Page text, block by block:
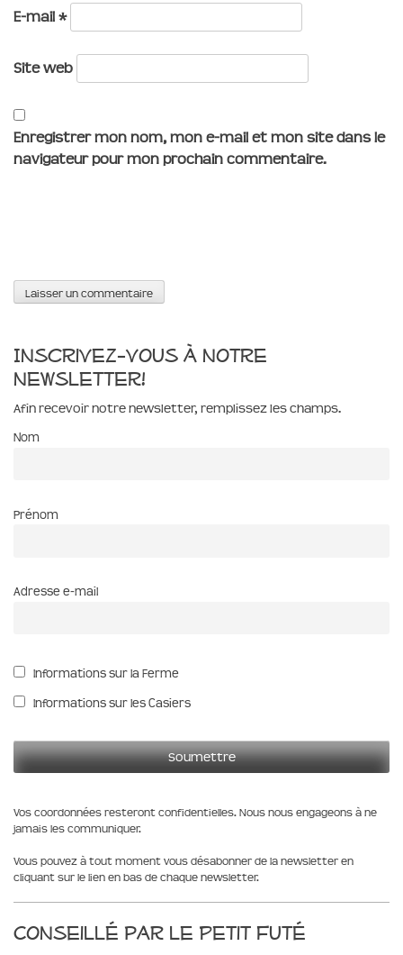
E-mail *
Site web
Enregistrer mon nom, mon e-mail et mon site dans le
navigateur pour mon prochain commentaire.
Inscrivez-vous à notre
newsletter!
Afin recevoir notre newsletter, remplissez les champs.
Nom
Prénom
Adresse e-mail
Informations sur la Ferme
Informations sur les Casiers
Vos coordonnées resteront confidentielles. Nous nous engageons à ne
jamais les communiquer.
Vous pouvez à tout moment vous désabonner de la newsletter en
cliquant sur le lien en bas de chaque newsletter.
Conseillé par le Petit Futé